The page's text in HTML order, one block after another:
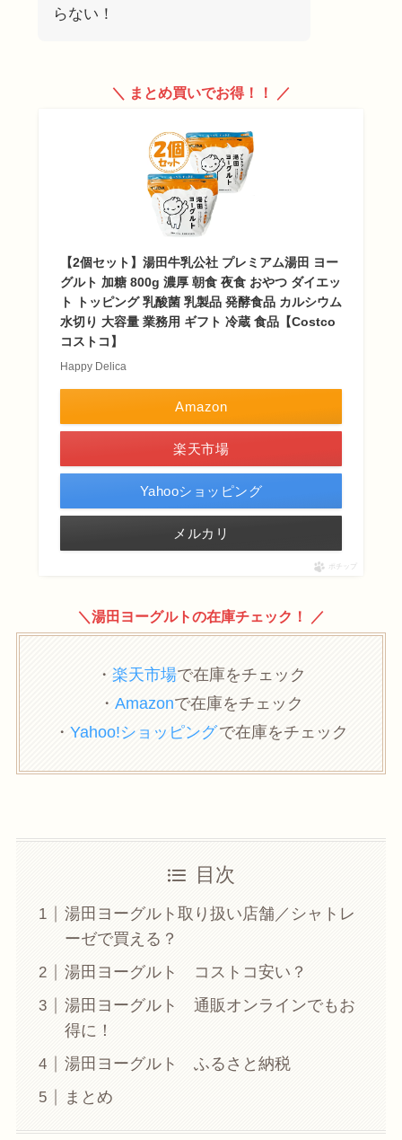
らない！
＼ まとめ買いでお得！！ ／
【2個セット】湯田牛乳公社 プレミアム湯田 ヨー
グルト 加糖 800g 濃厚 朝食 夜食 おやつ ダイエッ
ト トッピング 乳酸菌 乳製品 発酵食品 カルシウム
水切り 大容量 業務用 ギフト 冷蔵 食品【Costco
コストコ】
Happy Delica
Amazon
楽天市場
Yahooショッピング
メルカリ
ポチップ
＼湯田ヨーグルトの在庫チェック！ ／
・ 楽天市場で在庫をチェック
・ Amazonで在庫をチェック
・ Yahoo!ショッピングで在庫をチェック
目次
湯田ヨーグルト取り扱い店舗／シャトレ
ーゼで買える？
湯田ヨーグルト コストコ安い？
湯田ヨーグルト 通販オンラインでもお
得に！
湯田ヨーグルト ふるさと納税
まとめ